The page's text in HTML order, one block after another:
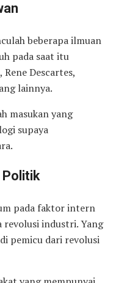
beberapa ilmuan
pada saat itu
Descartes,
lainnya.
masukan yang
supaya
Politik
pada faktor intern
revolusi industri. Yang
pemicu dari revolusi